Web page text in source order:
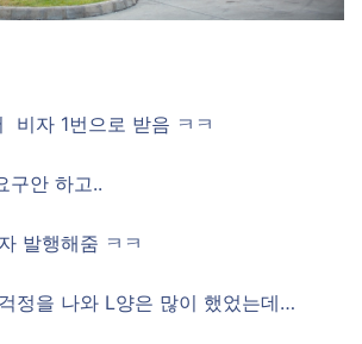
비자 1번으로 받음 ㅋㅋ
구안 하고..
발행해줌 ㅋㅋ
정을 나와 L양은 많이 했었는데…